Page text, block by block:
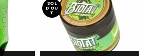
SOL
D OU
T